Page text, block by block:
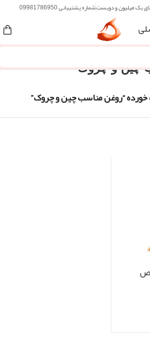
یک میلیون و دویستشماره پشتیبانی 09981786950
چین و چروک
“روغن مناسب چین و چروک”